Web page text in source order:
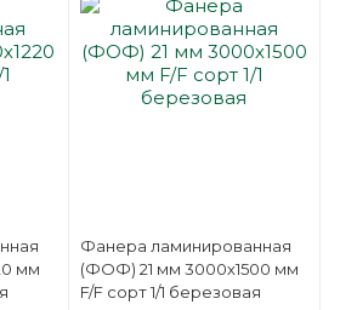
мм
Фанера ламинированная
(ФОФ) 21 мм 3000х1500 мм
F/F сорт 1/1 березовая